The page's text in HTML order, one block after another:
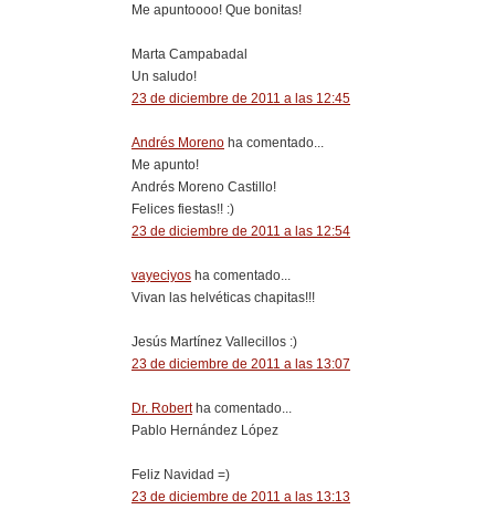
Me apuntoooo! Que bonitas!
Marta Campabadal
Un saludo!
23 de diciembre de 2011 a las 12:45
Andrés Moreno ha comentado...
Me apunto!
Andrés Moreno Castillo!
Felices fiestas!! :)
23 de diciembre de 2011 a las 12:54
vayeciyos ha comentado...
Vivan las helvéticas chapitas!!!
Jesús Martínez Vallecillos :)
23 de diciembre de 2011 a las 13:07
Dr. Robertha comentado...
Pablo Hernández López
Feliz Navidad =)
23 de diciembre de 2011 a las 13:13